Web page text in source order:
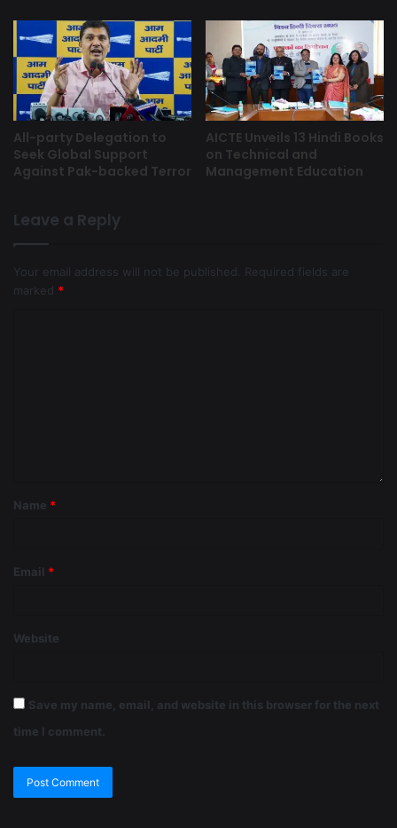
All-party Delegation to
Seek Global Support
Against Pak-backed Terror
AICTE Unveils 13 Hindi Books
on Technical and
Management Education
Leave a Reply
Your email address will not be published.
Required fields are
marked *
Name *
Email *
Website
Save my name, email, and website in this browser for the next
time I comment.